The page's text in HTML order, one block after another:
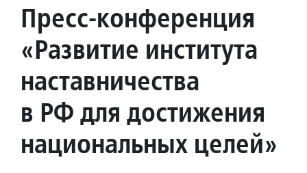
Пресс-конференция
«Развитие института
наставничества
в РФ для достижения
национальных целей»